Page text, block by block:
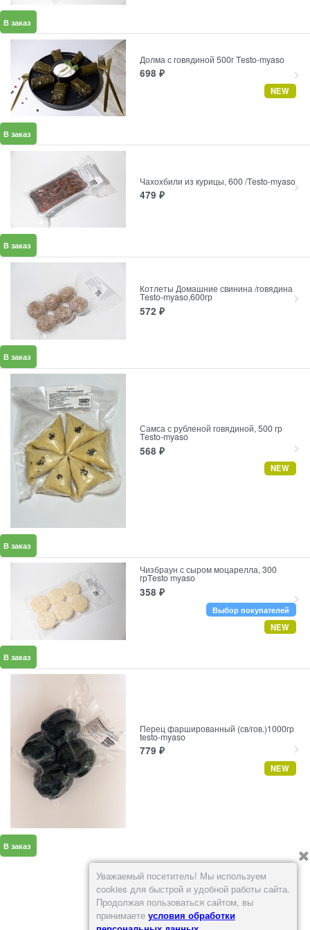
В заказ
Долма с говядиной 500г Testo-myaso
698 ₽
NEW
В заказ
Чахохбили из курицы, 600 /Testo-myaso
479 ₽
В заказ
Котлеты Домашние свинина /говядина
Testo-myaso,600гр
572 ₽
В заказ
Самса с рубленой говядиной, 500 гр
Testo-myaso
568 ₽
NEW
В заказ
Чизбраун с сыром моцарелла, 300
грTesto myaso
358 ₽
Выбор покупателей
NEW
В заказ
Перец фаршированный (св/гов.)1000гр
testo-myaso
779 ₽
NEW
В заказ
1 2
Уважаемый посетитель! Мы используем
cookies для быстрой и удобной работы сайта.
Продолжая пользоваться сайтом, вы
принимаете условия обработки